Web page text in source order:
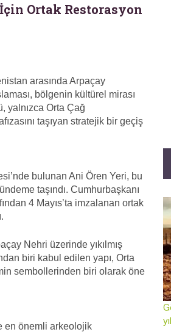
Ortak Restorasyon
arasında Arpaçay
bölgenin kültürel mirası
yalnızca Orta Çağ
taşıyan stratejik bir geçiş
bulunan Ani Ören Yeri, bu
taşındı. Cumhurbaşkanı
4 Mayıs’ta imzalanan ortak
Nehri üzerinde yıkılmış
biri kabul edilen yapı, Orta
sembollerinden biri olarak öne
en önemli arkeolojik